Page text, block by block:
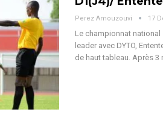
Perez Amouzouvi 17
Le championnat
leader avec DYTO,
de haut tableau. Après 3